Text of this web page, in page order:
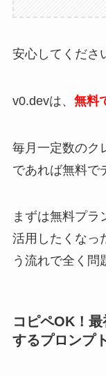
安心してくださ
v0.devは、 無料
毎月一定数のク
であれば無料で
まずは無料プラ
活用したくなっ
う流れで全く問
コピペOK！
するプロンプ